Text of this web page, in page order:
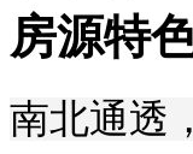
房源特
南北通透